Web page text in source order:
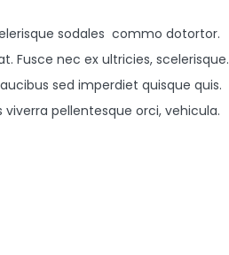
sodales commo dotortor.
nec ex ultricies, scelerisque.
sed imperdiet quisque quis.
pellentesque orci, vehicula.